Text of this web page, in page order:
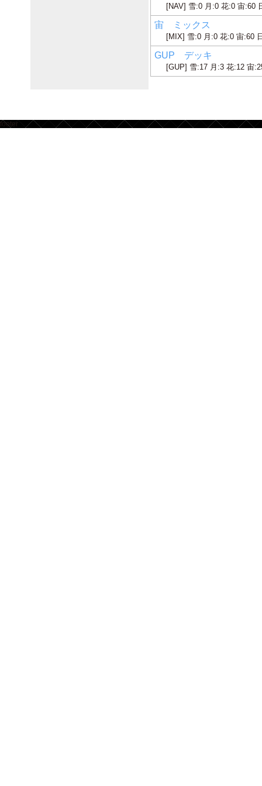
[NAV] 雪:0 月:0 花:0 宙:60
宙 ミックス
[MIX] 雪:0 月:0 花:0 宙:60
GUP デッキ
[GUP] 雪:17 月:3 花:12 宙
footer